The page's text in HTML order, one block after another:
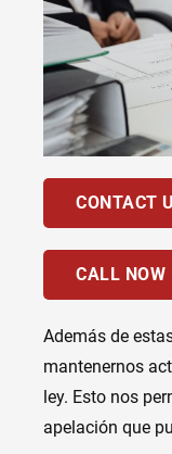
CONTACT
CALL NOW
Además de
mantenernos
ley. Esto nos
apelación que